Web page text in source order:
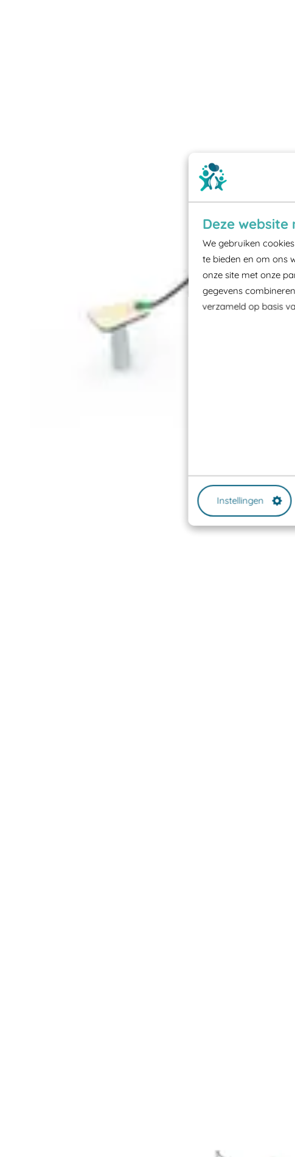
Deze
We gebruiken
te bieden en om ons
onze site met onze
gegevens
verzameld op basis
Instellingen